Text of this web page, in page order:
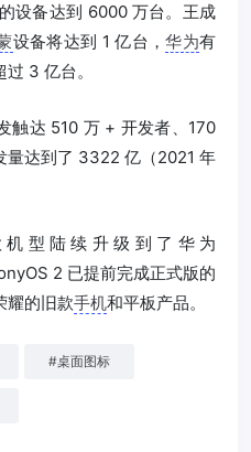
设备达到 6000 万台。王成
设备将达到 1 亿台，华为有
3 亿台。
触达 510 万 + 开发者、170
量达到了 3322 亿（2021 年
型陆续升级到了华为
2 已提前完成正式版的
耀的旧款手机和平板产品。
#桌面图标